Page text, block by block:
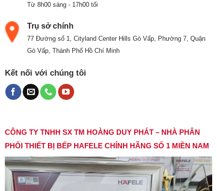
Từ 8h00 sáng - 17h00 tối
Trụ sở chính
77 Đường số 1, Cityland Center Hills Gò Vấp, Phường 7, Quận
Gò Vấp, Thành Phố Hồ Chí Minh
Kết nối với chúng tôi
CÔNG TY TNHH SX TM HOÀNG DUY PHÁT – NHÀ PHÂN
PHỐI THIẾT BỊ BẾP HAFELE CHÍNH HÃNG SỐ 1 MIỀN NAM